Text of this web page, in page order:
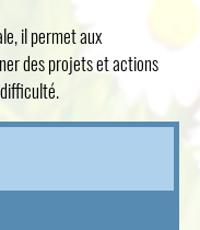
il permet aux
des projets et actions